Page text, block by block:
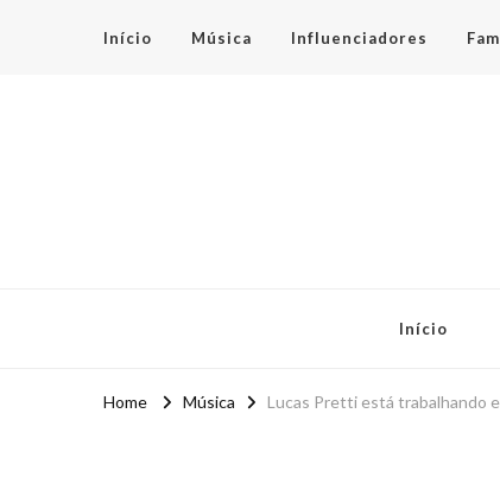
Início Música Influenciadores
Início
Home Música Lucas Pretti está trabalhando